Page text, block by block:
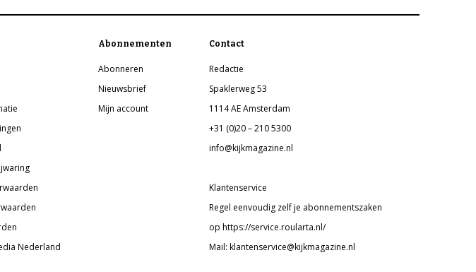
Nederland
Abonnementen
Abonneren
Nieuwsbrief
Mijn account
Contact
Redactie
Spaklerweg 53
1114 AE Amsterdam
+31 (0)20 – 210 5300
info@kijkmagazine.nl
Klantenservice
Regel eenvoudig zelf je abonnementszaken
op https://service.roularta.nl/
Mail: klantenservice@kijkmagazine.nl